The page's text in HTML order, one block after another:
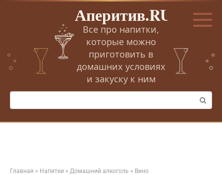
Перейти
Аперитив.RU
Все про напитки,
которые можно
приготовить в
домашних условиях
и закуску к ним
Поиск:
Главная » Напитки » Домашний алкоголь » Вино